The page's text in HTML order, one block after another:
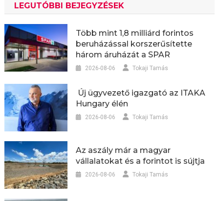
LEGUTÓBBI BEJEGYZÉSEK
Több mint 1,8 milliárd forintos
beruházással korszerűsítette
három áruházát a SPAR
2026-08-06 Tokaji Tamás
Új ügyvezető igazgató az ITAKA
Hungary élén
2026-08-06 Tokaji Tamás
Az aszály már a magyar
vállalatokat és a forintot is sújtja
2026-08-06 Tokaji Tamás